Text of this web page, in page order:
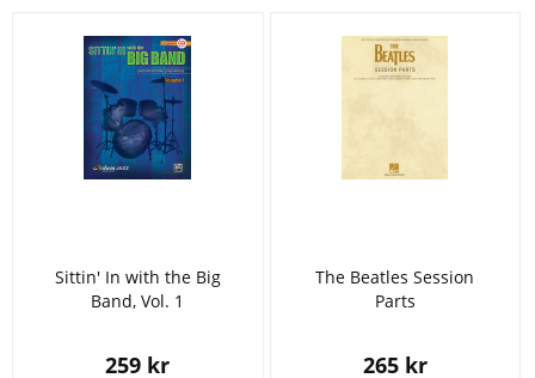
Sittin' In with the Big
Band, Vol. 1
259 kr
The Beatles Session
Parts
265 kr